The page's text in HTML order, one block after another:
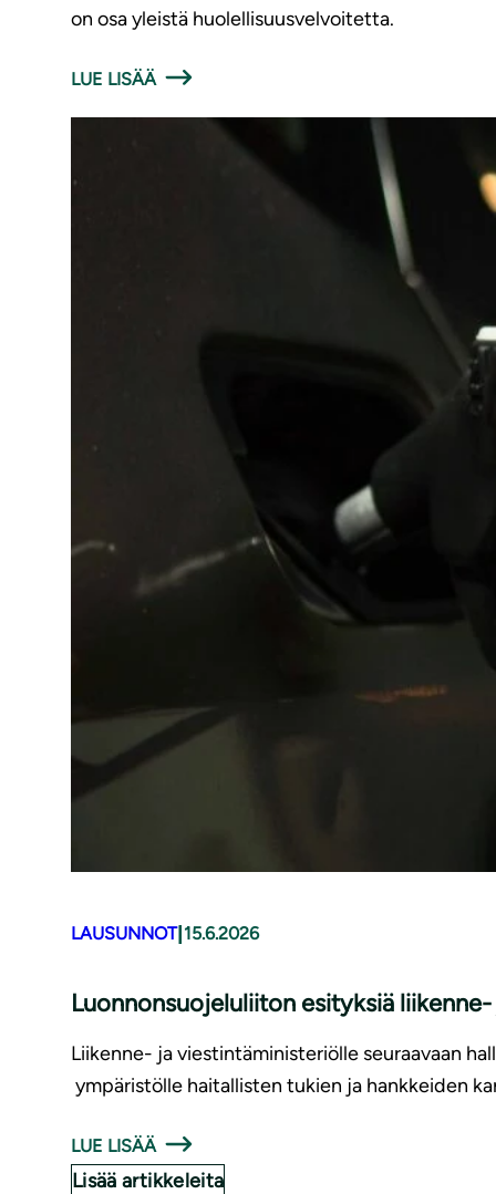
on osa yleistä huolellisuusvelvoitetta.
LUE LISÄÄ
LAUSUNNOT| 15.6.2026
Luonnonsuojeluliiton esityksiä
Liikenne- ja viestintäministeriölle seuraavaan
ympäristölle haitallisten tukien ja hankkeiden
LUE LISÄÄ
Lisää artikkeleita